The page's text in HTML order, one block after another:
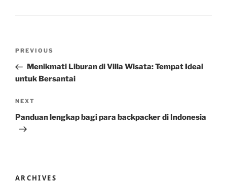
Previous
Post
PREVIOUS
Menikmati Liburan di Villa Wisata: Tempat Ideal
untuk Bersantai
Next
Post
NEXT
Panduan lengkap bagi para backpacker di Indonesia
ARCHIVES